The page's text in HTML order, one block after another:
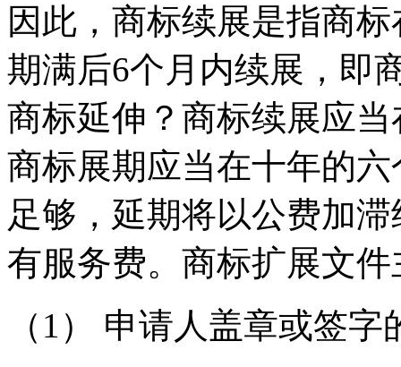
因此，商标续展是指商
期满后6个月内续展，即
商标延伸？商标续展应
商标展期应当在十年的
足够，延期将以公费加
有服务费。商标扩展文
（1） 申请人盖章或签